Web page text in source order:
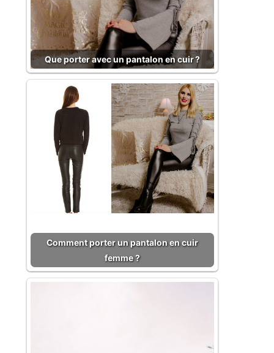
Que porter avec un pantalon en cuir ?
Comment porter un pantalon en cuir
femme ?